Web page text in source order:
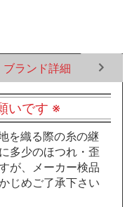
ブランド詳細 ラッ
いです ※
を織る際の糸の継
多少のほつれ・歪
が、メーカー検品
じめご了承下さい